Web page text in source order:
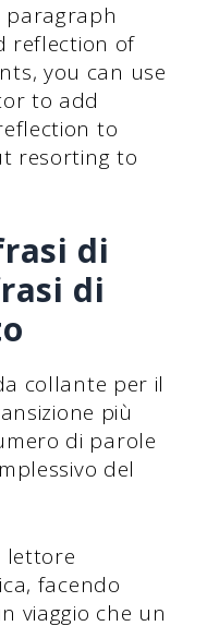
paragraph
reflection of
you can use
to add
to
resorting to
di
di
collante per il
più
di parole
del
lettore
facendo
viaggio che un